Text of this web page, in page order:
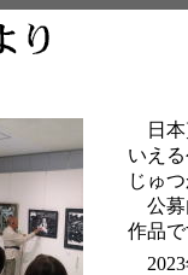
日本
いえ
じゅ
公募
作品